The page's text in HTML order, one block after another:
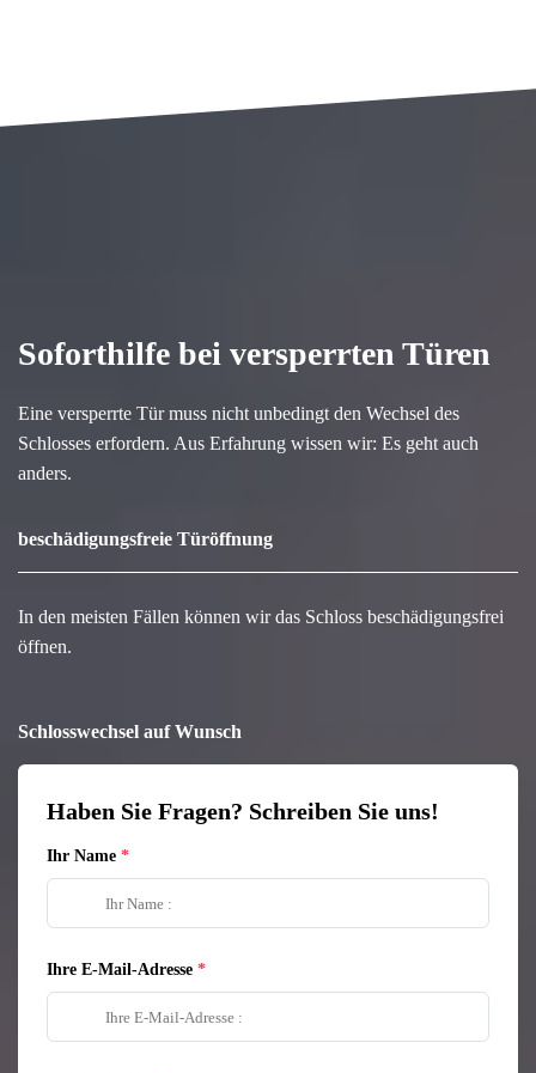
Soforthilfe bei versperrten Türen
Eine versperrte Tür muss nicht unbedingt den Wechsel des
Schlosses erfordern. Aus Erfahrung wissen wir: Es geht auch
anders.
beschädigungsfreie Türöffnung
In den meisten Fällen können wir das Schloss beschädigungsfrei
öffnen.
Schlosswechsel auf Wunsch
Haben Sie Fragen? Schreiben Sie uns!
Ihr Name
Ihre E-Mail-Adresse